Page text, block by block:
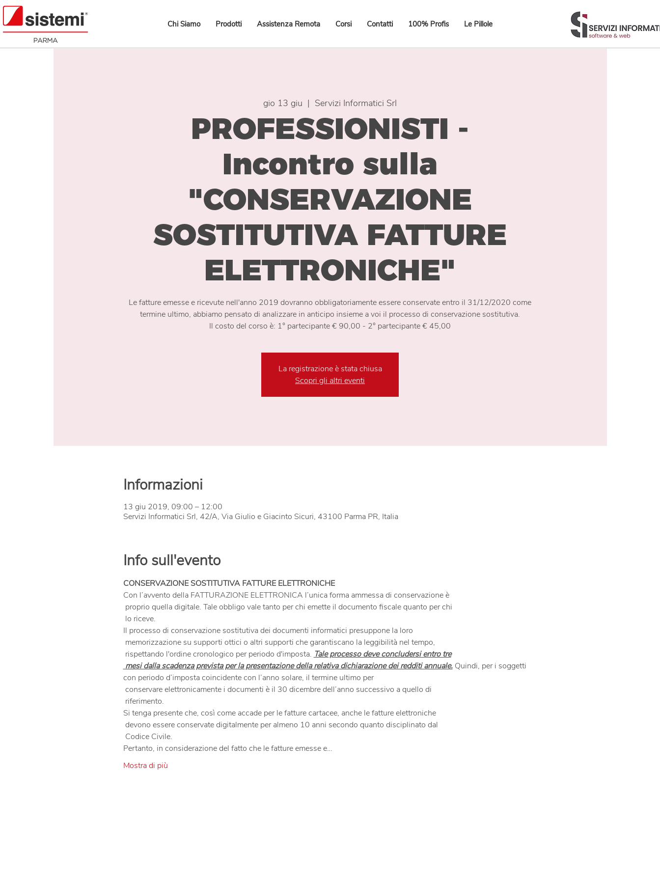
Chi Siamo Prodotti Assistenza Remota Corsi Contatti 100% Profis Le Pillole
gio 13 giu
  |
Servizi Informatici Srl
PROFESSIONISTI -
Incontro sulla
"CONSERVAZIONE
SOSTITUTIVA FATTURE
ELETTRONICHE"
Le fatture emesse e ricevute nell'anno 2019 dovranno obbligatoriamente essere conservate entro il 31/12/2020 come
termine ultimo, abbiamo pensato di analizzare in anticipo insieme a voi il processo di conservazione sostitutiva.
Il costo del corso è: 1° partecipante € 90,00 - 2° partecipante € 45,00
La registrazione è stata chiusa
Scopri gli altri eventi
Informazioni
13 giu 2019, 09:00 – 12:00
Servizi Informatici Srl, 42/A, Via Giulio e Giacinto Sicuri, 43100 Parma PR, Italia
Info sull'evento
CONSERVAZIONE SOSTITUTIVA FATTURE ELETTRONICHE
Con l’avvento della FATTURAZIONE ELETTRONICA l’unica forma ammessa di conservazione è
Il processo di conservazione sostitutiva dei documenti informatici presuppone la loro
rispettando l'ordine cronologico per periodo d'imposta. Tale processo deve concludersi entro tre
mesi dalla scadenza prevista per la presentazione della relativa dichiarazione dei redditi annuale. Quindi, per i soggetti
con periodo d’imposta coincidente con l’anno solare, il termine ultimo per
Si tenga presente che, così come accade per le fatture cartacee, anche le fatture elettroniche
Pertanto, in considerazione del fatto che le fatture emesse e…
Mostra di più